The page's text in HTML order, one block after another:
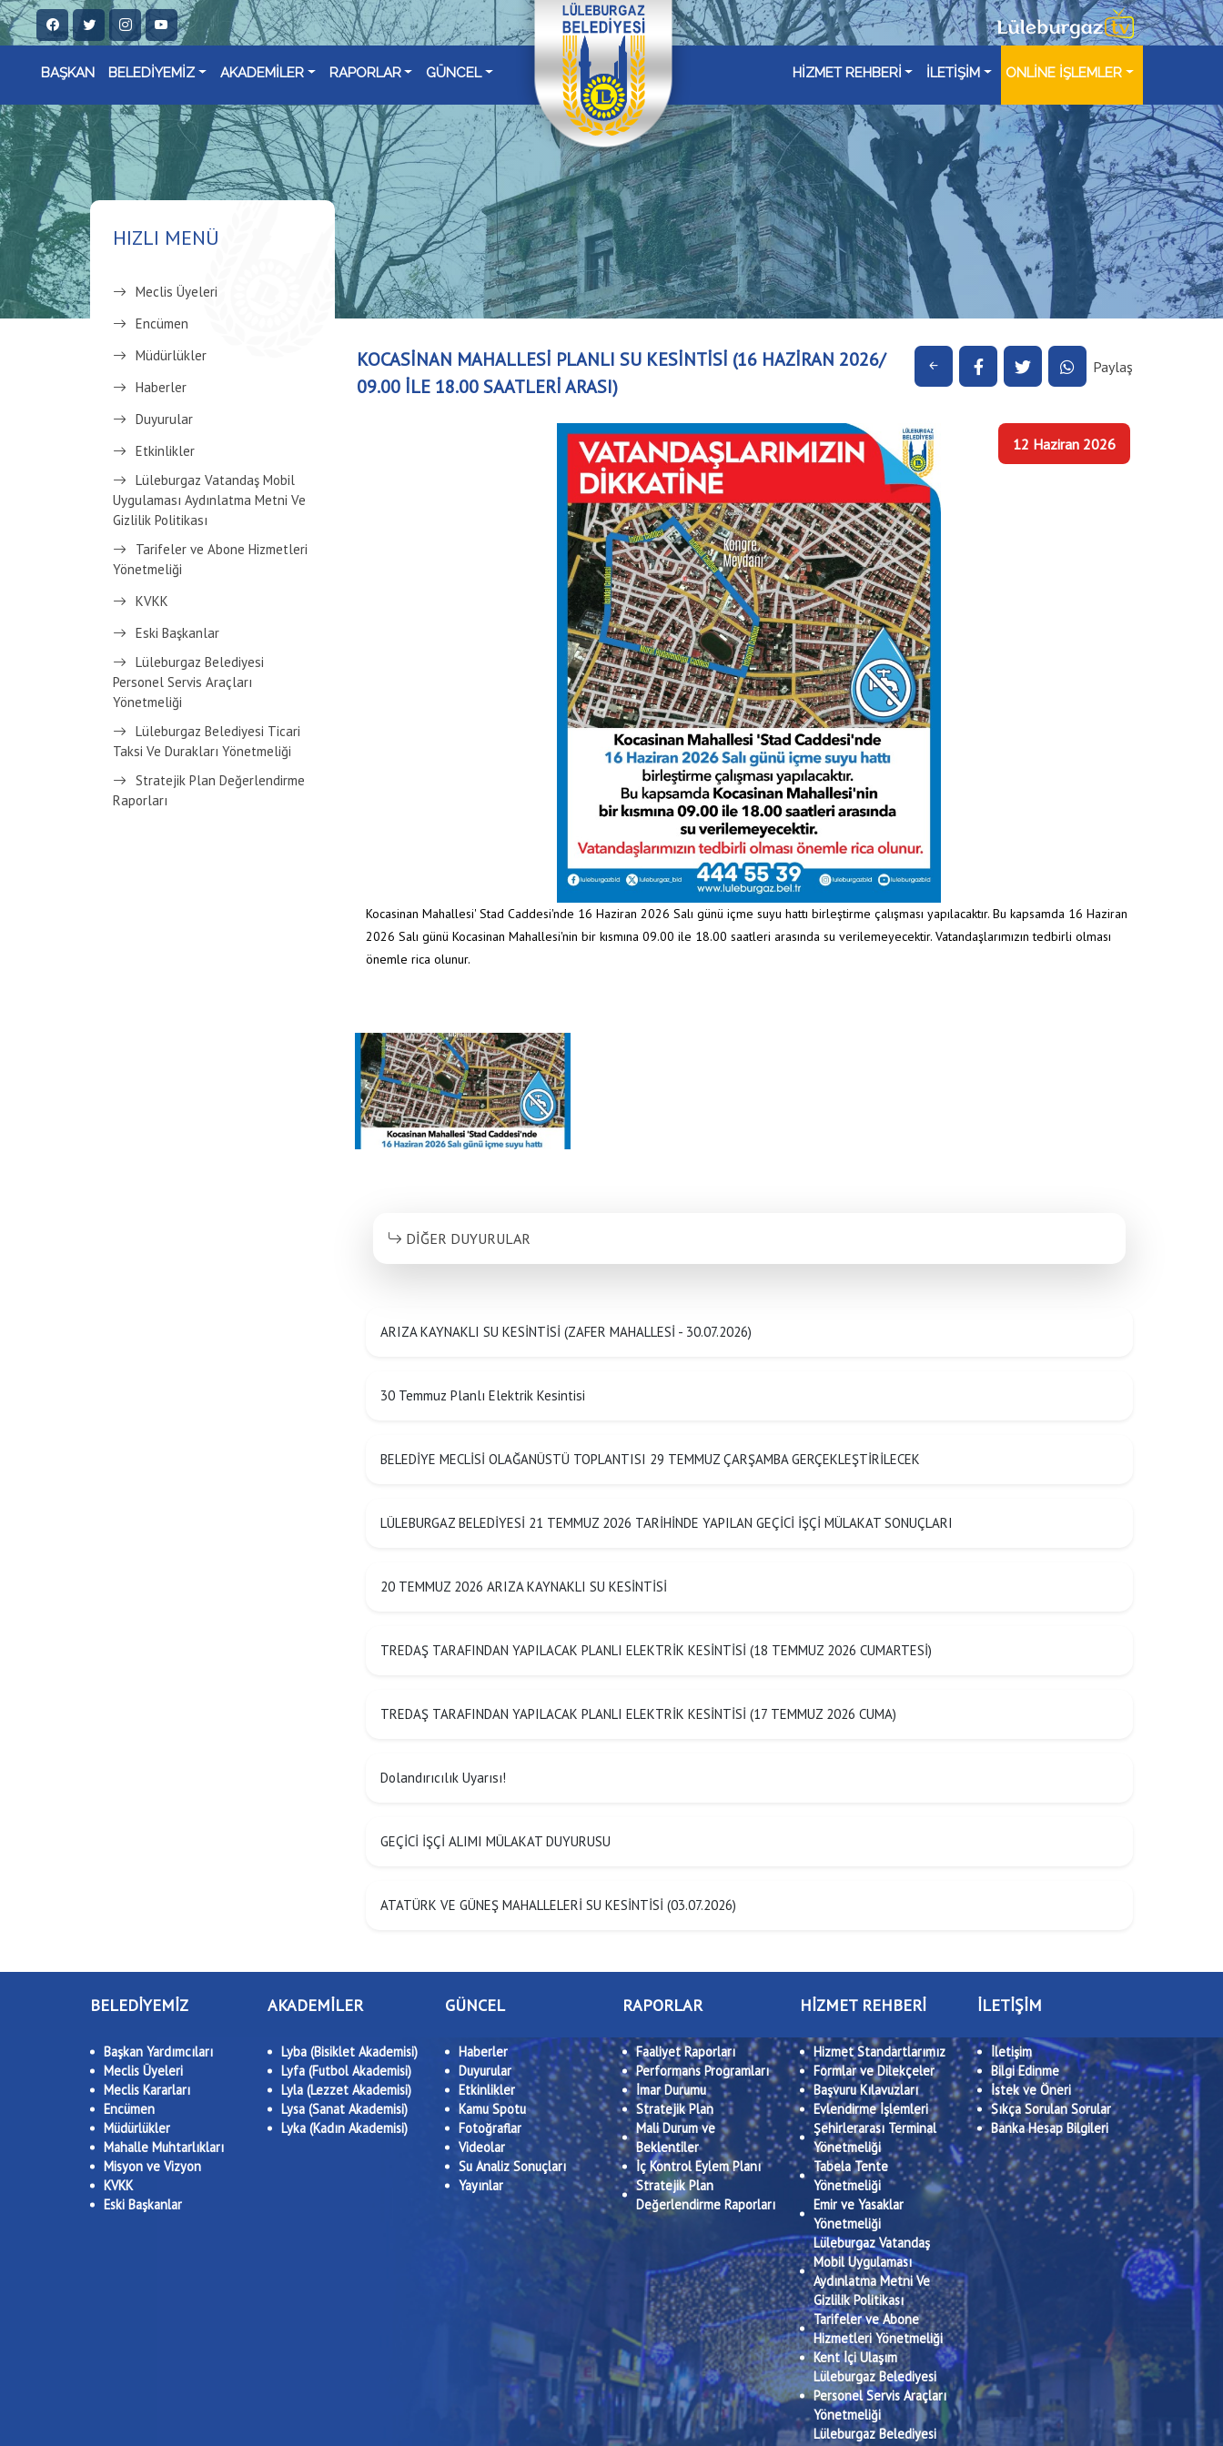
BAŞKAN BELEDİYEMİZ AKADEMİLER RAPORLAR GÜNCEL HİZMET REHBERİ İLETİŞİM ONLİNE İŞLEMLER
HIZLI MENÜ
Meclis Üyeleri
Encümen
Müdürlükler
Haberler
Duyurular
Etkinlikler
Lüleburgaz Vatandaş Mobil
Uygulaması Aydınlatma Metni Ve
Gizlilik Politikası
Tarifeler ve Abone Hizmetleri
Yönetmeliği
KVKK
Eski Başkanlar
Lüleburgaz Belediyesi
Personel Servis Araçları
Yönetmeliği
Lüleburgaz Belediyesi Ticari
Taksi Ve Durakları Yönetmeliği
Stratejik Plan Değerlendirme
Raporları
KOCASİNAN MAHALLESİ PLANLI SU KESİNTİSİ (16 HAZİRAN 2026/
09.00 İLE 18.00 SAATLERİ ARASI)
Paylaş
12 Haziran 2026
Kocasinan Mahallesi' Stad Caddesi'nde 16 Haziran 2026 Salı günü içme suyu hattı birleştirme çalışması yapılacaktır. Bu kapsamda 16 Haziran
2026 Salı günü Kocasinan Mahallesi'nin bir kısmına 09.00 ile 18.00 saatleri arasında su verilemeyecektir. Vatandaşlarımızın tedbirli olması
önemle rica olunur.
DİĞER DUYURULAR
ARIZA KAYNAKLI SU KESİNTİSİ (ZAFER MAHALLESİ - 30.07.2026)
30 Temmuz Planlı Elektrik Kesintisi
BELEDİYE MECLİSİ OLAĞANÜSTÜ TOPLANTISI 29 TEMMUZ ÇARŞAMBA GERÇEKLEŞTİRİLECEK
LÜLEBURGAZ BELEDİYESİ 21 TEMMUZ 2026 TARİHİNDE YAPILAN GEÇİCİ İŞÇİ MÜLAKAT SONUÇLARI
20 TEMMUZ 2026 ARIZA KAYNAKLI SU KESİNTİSİ
TREDAŞ TARAFINDAN YAPILACAK PLANLI ELEKTRİK KESİNTİSİ (18 TEMMUZ 2026 CUMARTESİ)
TREDAŞ TARAFINDAN YAPILACAK PLANLI ELEKTRİK KESİNTİSİ (17 TEMMUZ 2026 CUMA)
Dolandırıcılık Uyarısı!
GEÇİCİ İŞÇİ ALIMI MÜLAKAT DUYURUSU
ATATÜRK VE GÜNEŞ MAHALLELERİ SU KESİNTİSİ (03.07.2026)
BELEDİYEMİZ
Başkan Yardımcıları
Meclis Üyeleri
Meclis Kararları
Encümen
Müdürlükler
Mahalle Muhtarlıkları
Misyon ve Vizyon
KVKK
Eski Başkanlar
AKADEMİLER
Lyba (Bisiklet Akademisi)
Lyfa (Futbol Akademisi)
Lyla (Lezzet Akademisi)
Lysa (Sanat Akademisi)
Lyka (Kadın Akademisi)
GÜNCEL
Haberler
Duyurular
Etkinlikler
Kamu Spotu
Fotoğraflar
Videolar
Su Analiz Sonuçları
Yayınlar
RAPORLAR
Faaliyet Raporları
Performans Programları
İmar Durumu
Stratejik Plan
Mali Durum ve
Beklentiler
İç Kontrol Eylem Planı
Stratejik Plan
Değerlendirme Raporları
HİZMET REHBERİ
Hizmet Standartlarımız
Formlar ve Dilekçeler
Başvuru Kılavuzları
Evlendirme İşlemleri
Şehirlerarası Terminal
Yönetmeliği
Tabela Tente
Yönetmeliği
Emir ve Yasaklar
Yönetmeliği
Lüleburgaz Vatandaş
Mobil Uygulaması
Aydınlatma Metni Ve
Gizlilik Politikası
Tarifeler ve Abone
Hizmetleri Yönetmeliği
Kent İçi Ulaşım
Lüleburgaz Belediyesi
Personel Servis Araçları
Yönetmeliği
Lüleburgaz Belediyesi
İLETİŞİM
İletişim
Bilgi Edinme
İstek ve Öneri
Sıkça Sorulan Sorular
Banka Hesap Bilgileri